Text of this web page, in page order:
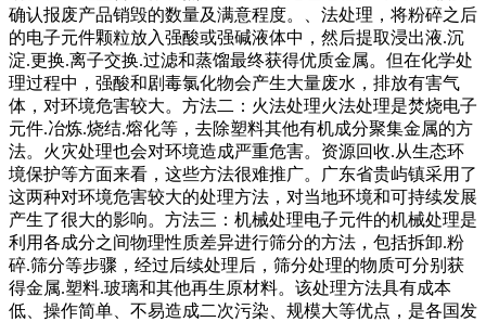
确认报废产品销毁的数量及满意程度。、法处理，将粉碎之后
的电子元件颗粒放入强酸或强碱液体中，然后提取浸出液.沉
淀.更换.离子交换.过滤和蒸馏最终获得优质金属。但在化学处
理过程中，强酸和剧毒氯化物会产生大量废水，排放有害气
体，对环境危害较大。方法二：火法处理火法处理是焚烧电子
元件.冶炼.烧结.熔化等，去除塑料其他有机成分聚集金属的方
法。火灾处理也会对环境造成严重危害。资源回收.从生态环
境保护等方面来看，这些方法很难推广。广东省贵屿镇采用了
这两种对环境危害较大的处理方法，对当地环境和可持续发展
产生了很大的影响。方法三：机械处理电子元件的机械处理是
利用各成分之间物理性质差异进行筛分的方法，包括拆卸.粉
碎.筛分等步骤，经过后续处理后，筛分处理的物质可分别获
得金属.塑料.玻璃和其他再生原材料。该处理方法具有成本
低、操作简单、不易造成二次污染、规模大等优点，是各国发